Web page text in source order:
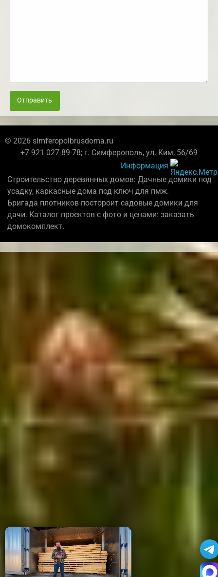
Отправить
© 2026 simferopolbrusdoma.ru
+7 921 027-89-78; г. Симферополь, ул. Ким, 56/69
Информация
Строительство деревянных домов: Дачные домики под
усадку, каркасные дома под ключ для пмж.
Бригада плотников постороит садовые домики для
дачи. Каталог проектов с фото и ценами: заказать
домокомплект.